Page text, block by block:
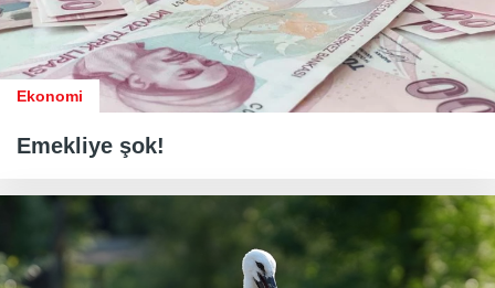
Ekonomi
Emekliye şok!